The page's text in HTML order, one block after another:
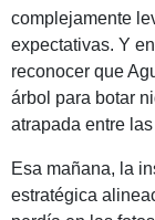
complejamente
expectativas. Y
reconocer que
árbol para botar
atrapada entre
Esa mañana, la
estratégica